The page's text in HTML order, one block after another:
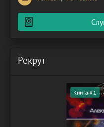
судьбы. Их обязанности
Рекрут
Книга #1